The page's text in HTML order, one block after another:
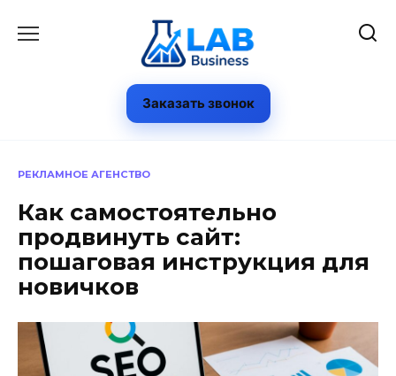
Заказать звонок
РЕКЛАМНОЕ АГЕНСТВО
Как самостоятельно
продвинуть сайт:
пошаговая инструкция для
новичков